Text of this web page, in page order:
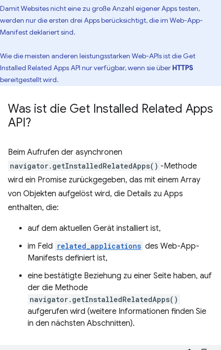
Damit Websites nicht eine zu große Anzahl eigener Apps testen,
werden nur die ersten drei Apps berücksichtigt, die im Web-App-
Manifest deklariert sind.
Wie die meisten anderen leistungsstarken Web-APIs ist die Get
Installed Related Apps API nur verfügbar, wenn sie über HTTPS
bereitgestellt wird.
Was ist die Get Installed Related Apps
API?
Beim Aufrufen der asynchronen
navigator.getInstalledRelatedApps() -Methode
wird ein Promise zurückgegeben, das mit einem Array
von Objekten aufgelöst wird, die Details zu Apps
enthalten, die:
auf dem aktuellen Gerät installiert ist,
im Feld related_applications des Web-App-
Manifests definiert ist,
eine bestätigte Beziehung zu einer Seite haben, auf
der die Methode
navigator.getInstalledRelatedApps()
aufgerufen wird (weitere Informationen finden Sie
in den nächsten Abschnitten).